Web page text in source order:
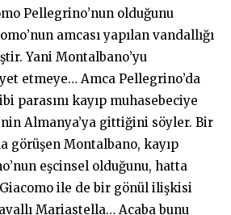
Pellegrino’nun olduğunu
amcası yapılan vandallığı
Yani Montalbano’yu
etmeye… Amca Pellegrino’da
parasını kayıp muhasebeciye
Almanya’ya gittiğini söyler. Bir
görüşen Montalbano, kayıp
eşcinsel olduğunu, hatta
Giacomo ile de bir gönül ilişkisi
Mariastella… Acaba bunu